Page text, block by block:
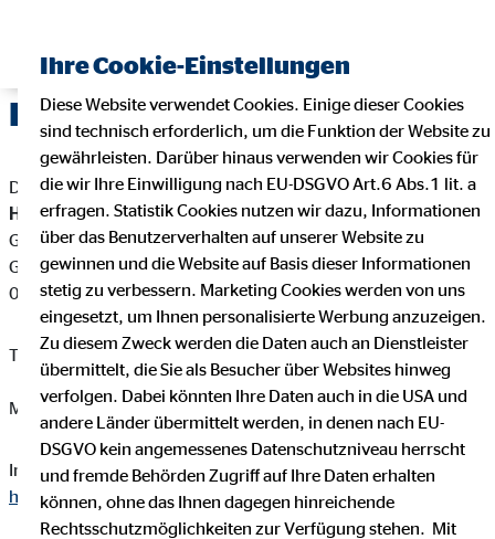
Impressum
Dieser Internetauftritt ist ein Angebot von:
Hermann Maik
Generalagent für die OVB Vermögensberatung AG
Großenhainer Strasse 16
01936 Königsbrück
Telefon: +493579539885
Mail:mhermann@ovb.de
Internet:https://www.ovb.de/finanzberater/koenigsbrueck-
hermann-maik.html
Ihre Cookie-Einstellungen
Diese Website verwendet Cookies. Einige dieser Cookies
sind technisch erforderlich, um die Funktion der Website zu
gewährleisten. Darüber hinaus verwenden wir Cookies für
die wir Ihre Einwilligung nach EU-DSGVO Art.6 Abs.1 lit. a
erfragen. Statistik Cookies nutzen wir dazu, Informationen
über das Benutzerverhalten auf unserer Website zu
gewinnen und die Website auf Basis dieser Informationen
stetig zu verbessern. Marketing Cookies werden von uns
eingesetzt, um Ihnen personalisierte Werbung anzuzeigen.
Zu diesem Zweck werden die Daten auch an Dienstleister
übermittelt, die Sie als Besucher über Websites hinweg
verfolgen. Dabei könnten Ihre Daten auch in die USA und
andere Länder übermittelt werden, in denen nach EU-
DSGVO kein angemessenes Datenschutzniveau herrscht
und fremde Behörden Zugriff auf Ihre Daten erhalten
können, ohne das Ihnen dagegen hinreichende
Rechtsschutzmöglichkeiten zur Verfügung stehen. Mit